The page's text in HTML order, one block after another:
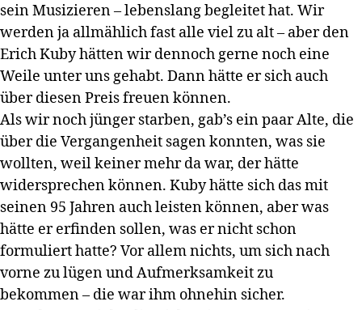
sein Musizieren – lebenslang begleitet hat. Wir
werden ja allmählich fast alle viel zu alt – aber den
Erich Kuby hätten wir dennoch gerne noch eine
Weile unter uns gehabt. Dann hätte er sich auch
über diesen Preis freuen können.
Als wir noch jünger starben, gab’s ein paar Alte, die
über die Vergangenheit sagen konnten, was sie
wollten, weil keiner mehr da war, der hätte
widersprechen können. Kuby hätte sich das mit
seinen 95 Jahren auch leisten können, aber was
hätte er erfinden sollen, was er nicht schon
formuliert hatte? Vor allem nichts, um sich nach
vorne zu lügen und Aufmerksamkeit zu
bekommen – die war ihm ohnehin sicher.